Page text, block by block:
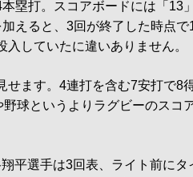
塁打。スコアボードには「13
えると、3回が終了した時点で
していたに違いありません。
ます。4連打を含む7安打で8
球というよりラグビーのスコ
平選手は3回表、ライト前にタ